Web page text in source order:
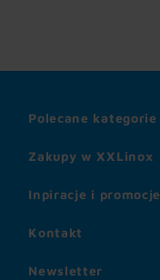
Zakupy w XXLinox
Inpiracje i promocje
Polecane kategorie
Kontakt
Newsletter